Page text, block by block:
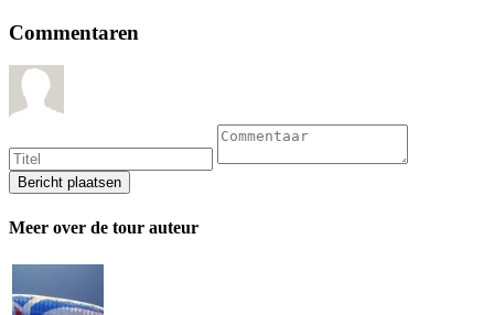
Commentaren
Meer over de tour auteur